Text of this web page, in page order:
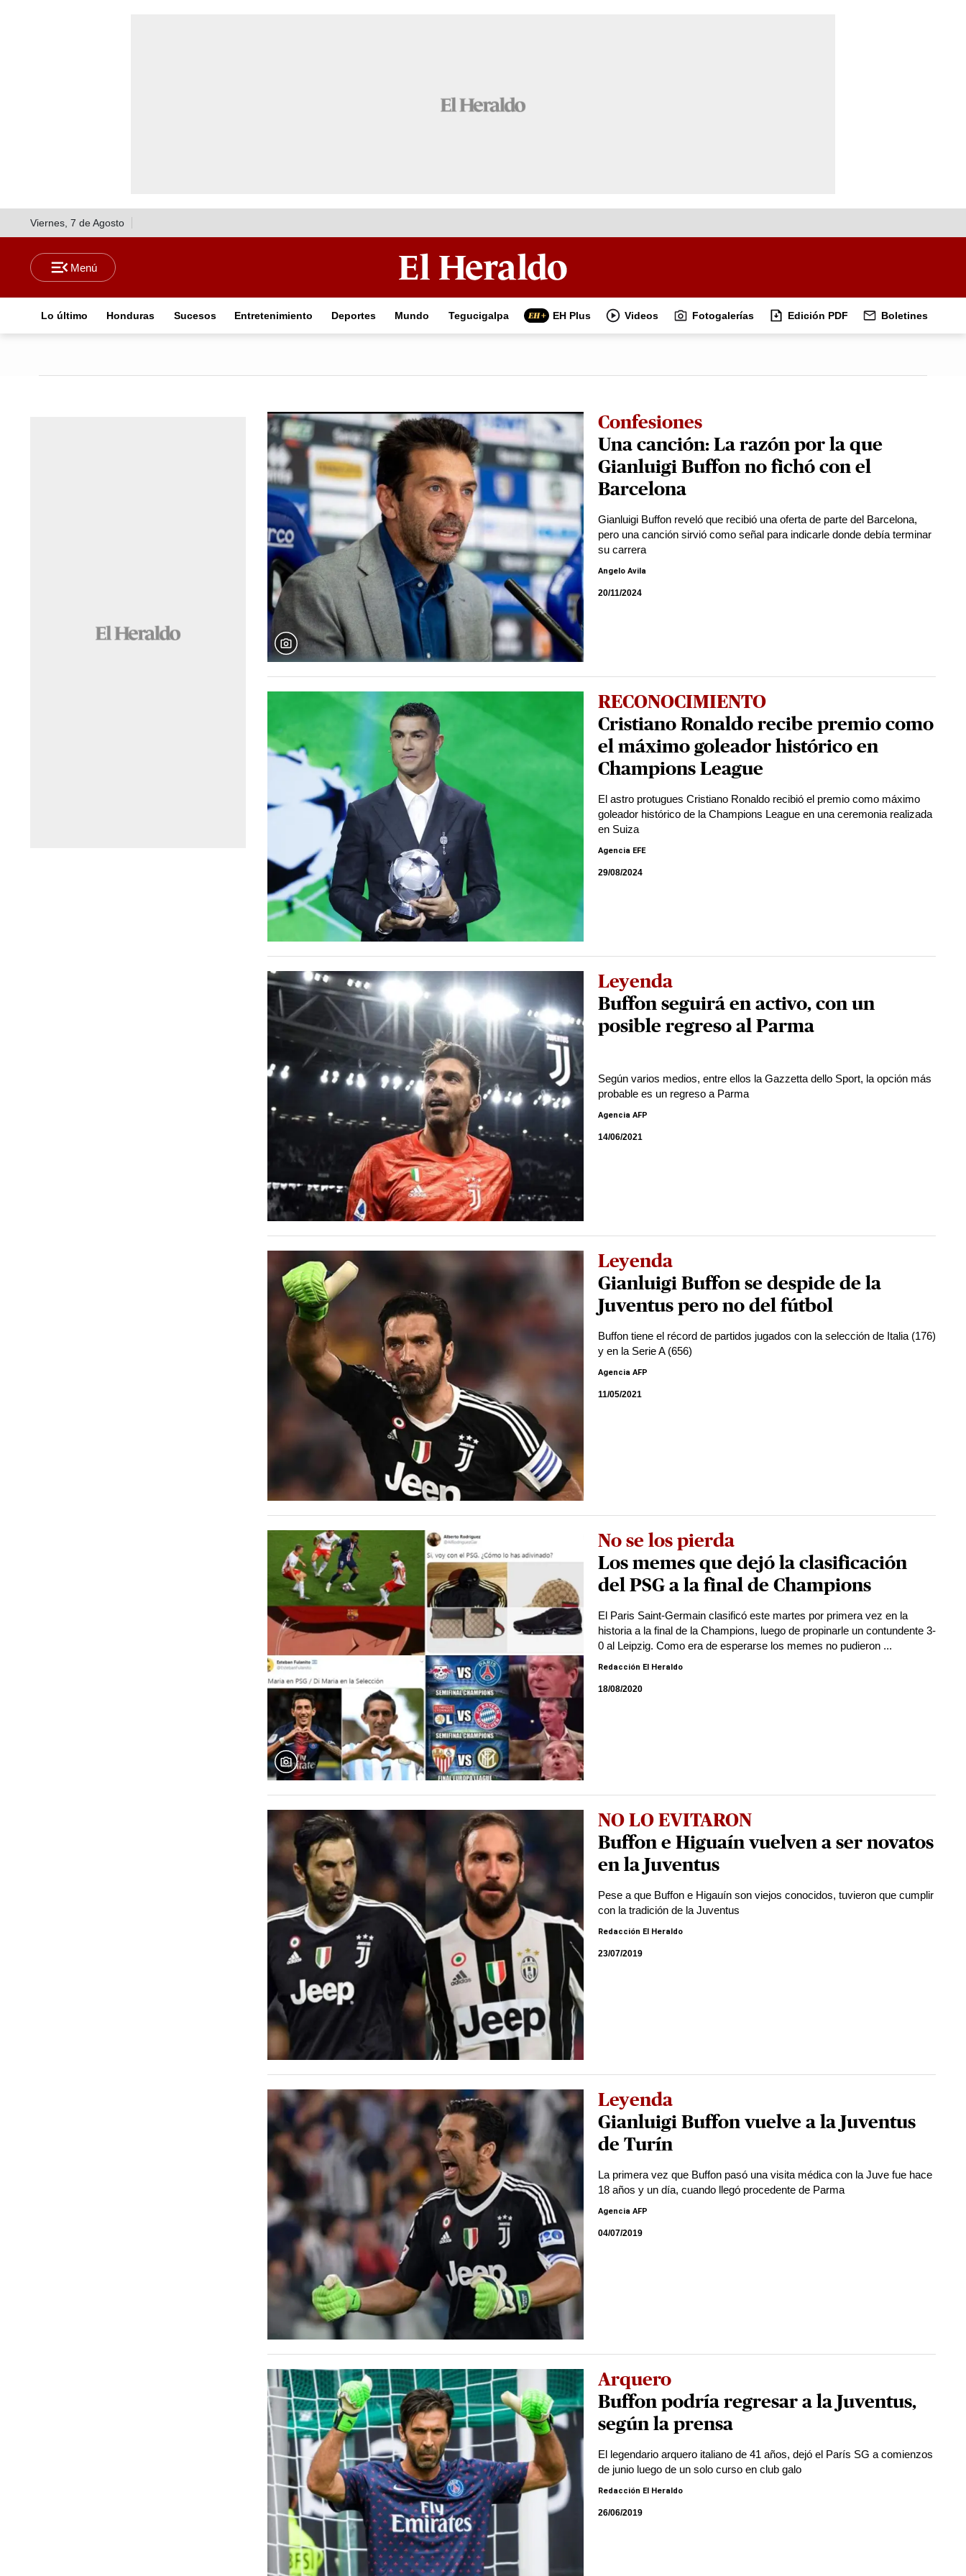
Viernes, 7 de Agosto
Lo último Honduras Sucesos Entretenimiento Deportes Mundo Tegucigalpa EH Plus Videos Fotogalerías Edición PDF Boletines
Confesiones
Una canción: La razón por la que
Gianluigi Buffon no fichó con el
Barcelona
Gianluigi Buffon reveló que recibió una oferta de parte del Barcelona,
pero una canción sirvió como señal para indicarle donde debía terminar
su carrera
Angelo Avila
20/11/2024
RECONOCIMIENTO
Cristiano Ronaldo recibe premio como
el máximo goleador histórico en
Champions League
El astro protugues Cristiano Ronaldo recibió el premio como máximo
goleador histórico de la Champions League en una ceremonia realizada
en Suiza
Agencia EFE
29/08/2024
Leyenda
Buffon seguirá en activo, con un
posible regreso al Parma
Según varios medios, entre ellos la Gazzetta dello Sport, la opción más
probable es un regreso a Parma
Agencia AFP
14/06/2021
Leyenda
Gianluigi Buffon se despide de la
Juventus pero no del fútbol
Buffon tiene el récord de partidos jugados con la selección de Italia (176)
y en la Serie A (656)
Agencia AFP
11/05/2021
No se los pierda
Los memes que dejó la clasificación
del PSG a la final de Champions
El Paris Saint-Germain clasificó este martes por primera vez en la
historia a la final de la Champions, luego de propinarle un contundente 3-
0 al Leipzig. Como era de esperarse los memes no pudieron ...
Redacción El Heraldo
18/08/2020
NO LO EVITARON
Buffon e Higuaín vuelven a ser novatos
en la Juventus
Pese a que Buffon e Higauín son viejos conocidos, tuvieron que cumplir
con la tradición de la Juventus
Redacción El Heraldo
23/07/2019
Leyenda
Gianluigi Buffon vuelve a la Juventus
de Turín
La primera vez que Buffon pasó una visita médica con la Juve fue hace
18 años y un día, cuando llegó procedente de Parma
Agencia AFP
04/07/2019
Arquero
Buffon podría regresar a la Juventus,
según la prensa
El legendario arquero italiano de 41 años, dejó el París SG a comienzos
de junio luego de un solo curso en club galo
Redacción El Heraldo
26/06/2019